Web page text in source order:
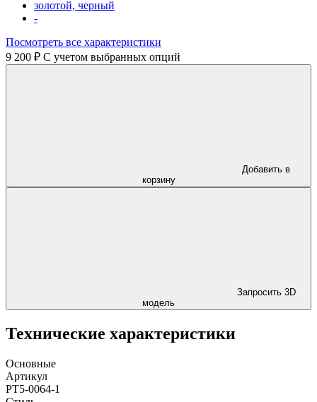
золотой, черный
-
Посмотреть все характеристики
9 200 ₽ C учетом выбранных опций
Добавить в
корзину
Запросить 3D
модель
Технические характеристики
Основные
Артикул
PT5-0064-1